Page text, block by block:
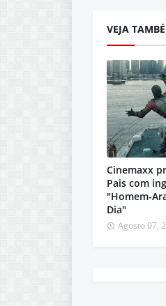
VEJA
Cinemaxx
Pais com
"Homem-
Dia"
Agosto 07,